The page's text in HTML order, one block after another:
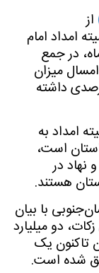
از
امداد امام
در جمع
میزان
داشته
امداد به
است،
نهاد در
هستند.
با بیان
دو میلیارد
تاکنون یک
شده است.